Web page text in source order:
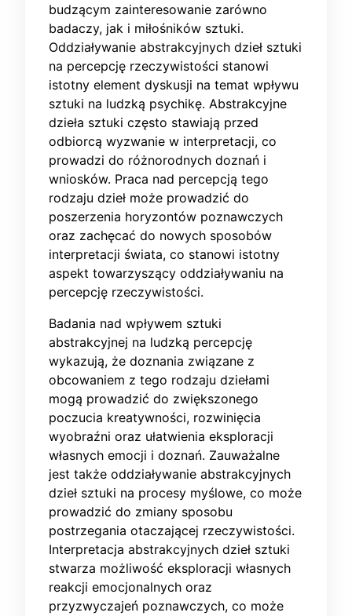
budzącym zainteresowanie zarówno
badaczy, jak i miłośników sztuki.
Oddziaływanie abstrakcyjnych dzieł sztuki
na percepcję rzeczywistości stanowi
istotny element dyskusji na temat wpływu
sztuki na ludzką psychikę. Abstrakcyjne
dzieła sztuki często stawiają przed
odbiorcą wyzwanie w interpretacji, co
prowadzi do różnorodnych doznań i
wniosków. Praca nad percepcją tego
rodzaju dzieł może prowadzić do
poszerzenia horyzontów poznawczych
oraz zachęcać do nowych sposobów
interpretacji świata, co stanowi istotny
aspekt towarzyszący oddziaływaniu na
percepcję rzeczywistości.
Badania nad wpływem sztuki
abstrakcyjnej na ludzką percepcję
wykazują, że doznania związane z
obcowaniem z tego rodzaju dziełami
mogą prowadzić do zwiększonego
poczucia kreatywności, rozwinięcia
wyobraźni oraz ułatwienia eksploracji
własnych emocji i doznań. Zauważalne
jest także oddziaływanie abstrakcyjnych
dzieł sztuki na procesy myślowe, co może
prowadzić do zmiany sposobu
postrzegania otaczającej rzeczywistości.
Interpretacja abstrakcyjnych dzieł sztuki
stwarza możliwość eksploracji własnych
reakcji emocjonalnych oraz
przyzwyczajeń poznawczych, co może